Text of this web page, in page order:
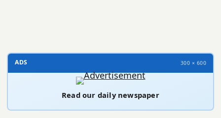
ADS 300 × 600
Read our daily newspaper